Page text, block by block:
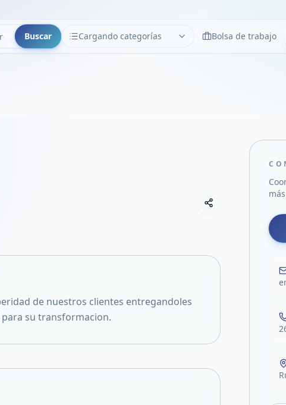
Buscar Cargando categorías
CATEGORÍAS LimpiarBolsa de trabajo
Compartir empresa
Compartir por
Compartir por
Compartir en
de nuestros clientes entregandoles
su transformacion.